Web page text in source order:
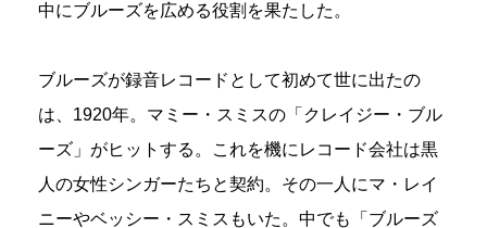
中にブルーズを広める役割を果たした。
ブルーズが録音レコードとして初めて世に出たの
は、1920年。マミー・スミスの「クレイジー・ブル
ーズ」がヒットする。これを機にレコード会社は黒
人の女性シンガーたちと契約。その一人にマ・レイ
ニーやベッシー・スミスもいた。中でも「ブルーズ